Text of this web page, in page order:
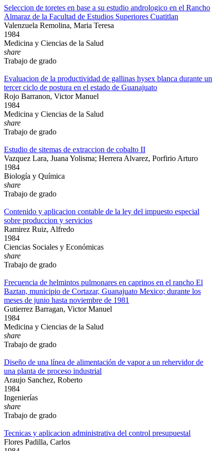
Seleccion de toretes en base a su estudio andrologico en el Rancho
Almaraz de la Facultad de Estudios Superiores Cuatitlan
Valenzuela Remolina, Maria Teresa
1984
Medicina y Ciencias de la Salud
share
Trabajo de grado
Evaluacion de la productividad de gallinas hysex blanca durante un
tercer ciclo de postura en el estado de Guanajuato
Rojo Barranon, Victor Manuel
1984
Medicina y Ciencias de la Salud
share
Trabajo de grado
Estudio de sitemas de extraccion de cobalto II
Vazquez Lara, Juana Yolisma; Herrera Alvarez, Porfirio Arturo
1984
Biología y Química
share
Trabajo de grado
Contenido y aplicacion contable de la ley del impuesto especial
sobre produccion y servicios
Ramirez Ruiz, Alfredo
1984
Ciencias Sociales y Económicas
share
Trabajo de grado
Frecuencia de helmintos pulmonares en caprinos en el rancho El
Baztan, municipio de Cortazar, Guanajuato Mexico; durante los
meses de junio hasta noviembre de 1981
Gutierrez Barragan, Victor Manuel
1984
Medicina y Ciencias de la Salud
share
Trabajo de grado
Diseño de una línea de alimentación de vapor a un rehervidor de
una planta de proceso industrial
Araujo Sanchez, Roberto
1984
Ingenierías
share
Trabajo de grado
Tecnicas y aplicacion administrativa del control presupuestal
Flores Padilla, Carlos